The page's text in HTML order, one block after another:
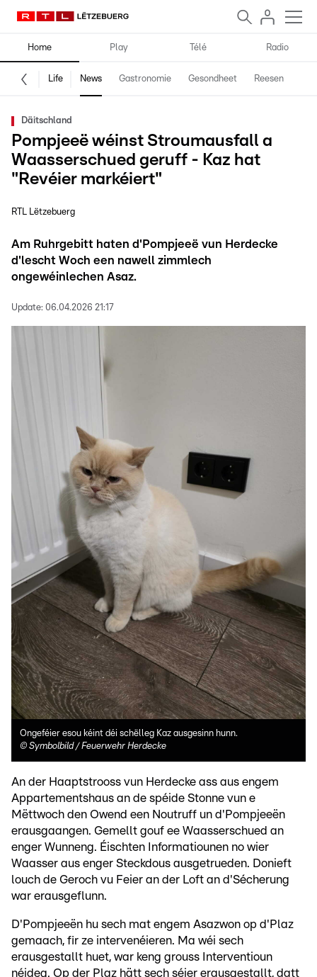
Home Play Télé Radio
Life News Gastronomie Gesondheet Reesen
Däitschland
Pompjeeë wéinst Stroumausfall a
Waasserschued geruff - Kaz hat
"Revéier markéiert"
RTL Lëtzebuerg
Am Ruhrgebitt haten d'Pompjeeë vun Herdecke
d'lescht Woch een nawell zimmlech
ongewéinlechen Asaz.
Update: 06.04.2026 21:17
Ongeféier esou kéint déi schëlleg Kaz ausgesinn hunn.
© Symbolbild / Feuerwehr Herdecke
An der Haaptstrooss vun Herdecke ass aus engem
Appartementshaus an de spéide Stonne vun e
Mëttwoch den Owend een Noutruff un d'Pompjeeën
erausgaangen. Gemellt gouf ee Waasserschued an
enger Wunneng. Éischten Informatiounen no wier
Waasser aus enger Steckdous ausgetrueden. Donieft
louch de Geroch vu Feier an der Loft an d'Sécherung
war erausgeflunn.
D'Pompjeeën hu sech mat engem Asazwon op d'Plaz
gemaach, fir ze intervenéieren. Ma wéi sech
erausgestallt huet, war keng grouss Interventioun
néideg. Op der Plaz hätt sech séier erausgestallt, datt